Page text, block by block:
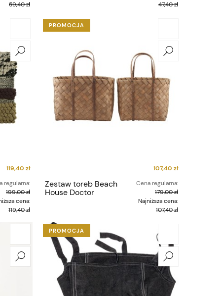
59,40 zł
47,40 zł
119,40 zł
regularna:
199,00 zł
cena:
119,40 zł
Zestaw toreb Beach
House Doctor
107,40 zł
Cena regularna:
179,00 zł
Najniższa cena:
107,40 zł
PROMOCJA
PROMOCJA